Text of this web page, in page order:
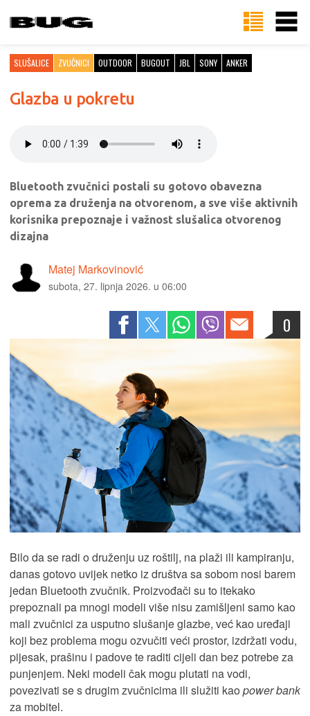
SLUŠALICE ZVUČNICI OUTDOOR BUGOUT JBL SONY ANKER
Glazba u pokretu
Bluetooth zvučnici postali su gotovo obavezna
oprema za druženja na otvorenom, a sve više aktivnih
korisnika prepoznaje i važnost slušalica otvorenog
dizajna
Matej Markovinović
subota, 27. lipnja 2026. u 06:00
0
Bilo da se radi o druženju uz roštilj, na plaži ili kampiranju,
danas gotovo uvijek netko iz društva sa sobom nosi barem
jedan Bluetooth zvučnik. Proizvođači su to itekako
prepoznali pa mnogi modeli više nisu zamišljeni samo kao
mali zvučnici za usputno slušanje glazbe, već kao uređaji
koji bez problema mogu ozvučiti veći prostor, izdržati vodu,
pijesak, prašinu i padove te raditi cijeli dan bez potrebe za
punjenjem. Neki modeli čak mogu plutati na vodi,
povezivati se s drugim zvučnicima ili služiti kao power bank
za mobitel.